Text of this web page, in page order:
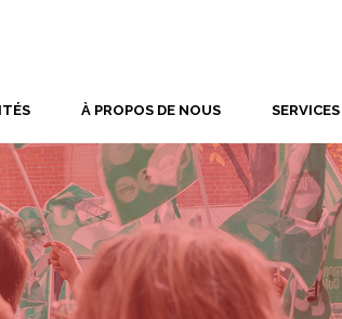
À PROPOS DE NOUS SERVICES